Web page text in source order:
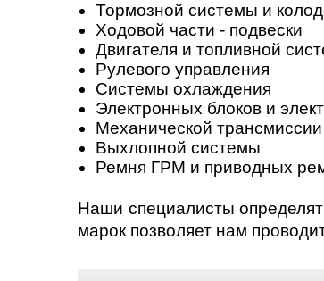
Тормозной системы и
Ходовой части - подвески
Двигателя и топливной
Рулевого управления
Системы охлаждения
Электронных блоков и
Механической
Выхлопной системы
Ремня ГРМ и приводных
Наши специалисты
марок позволяет нам